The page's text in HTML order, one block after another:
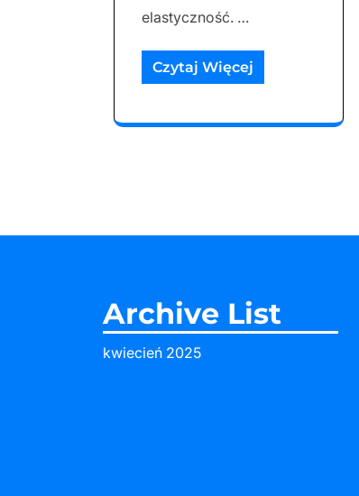
elastyczność. …
Czytaj Więcej
Archive List
kwiecień 2025